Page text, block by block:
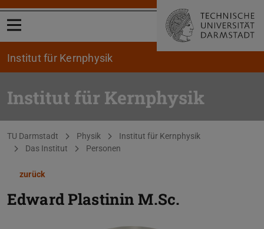
Menü öffnen
Institut für Kernphysik
Institut für Kernphysik
Sie befinden sich hier:
TU Darmstadt Physik
Institut für Kernphysik
Das Institut
Personen
zurück
Edward PlastininM.Sc.